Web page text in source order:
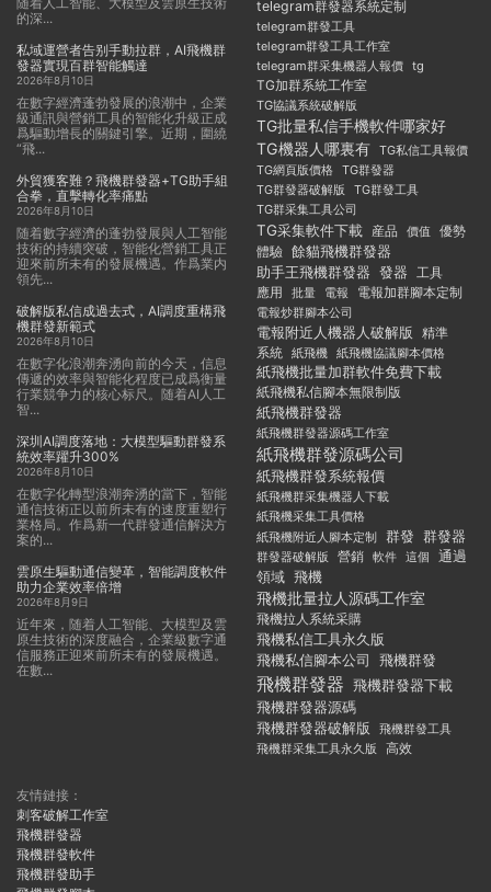
的深...
私域運營者告别手動拉群，AI飛機群
發器實現百群智能觸達
2026年8月10日
在數字經濟蓬勃發展的浪潮中，企業
級通訊與營銷工具的智能化升級正成
爲驅動增長的關鍵引擎。近期，圍繞
“飛...
外貿獲客難？飛機群發器+TG助手組
合拳，直擊轉化率痛點
2026年8月10日
随着數字經濟的蓬勃發展與人工智能
技術的持續突破，智能化營銷工具正
迎來前所未有的發展機遇。作爲業内
領先...
破解版私信成過去式，AI調度重構飛
機群發新範式
2026年8月10日
在數字化浪潮奔湧向前的今天，信息
傳遞的效率與智能化程度已成爲衡量
行業競争力的核心标尺。随着AI人工
智...
深圳AI調度落地：大模型驅動群發系
統效率躍升300%
2026年8月10日
在數字化轉型浪潮奔湧的當下，智能
通信技術正以前所未有的速度重塑行
業格局。作爲新一代群發通信解決方
案的...
雲原生驅動通信變革，智能調度軟件
助力企業效率倍增
2026年8月9日
近年來，随着人工智能、大模型及雲
原生技術的深度融合，企業級數字通
信服務正迎來前所未有的發展機遇。
在數...
telegram群發器系統定制
telegram群發工具
telegram群發工具工作室
telegram群采集機器人報價 tg
TG加群系統工作室
TG協議系統破解版
TG批量私信手機軟件哪家好
TG機器人哪裏有 TG私信工具報價
TG網頁版價格
TG群發器
TG群發器破解版
TG群發工具
TG群采集工具公司
TG采集軟件下載 産品 價值 優勢
體驗 餘貓飛機群發器
助手王飛機群發器 發器 工具
應用
批量 電報 電報加群腳本定制
電報炒群腳本公司
電報附近人機器人破解版 精準
系統 紙飛機 紙飛機協議腳本價格
紙飛機批量加群軟件免費下載
紙飛機私信腳本無限制版
紙飛機群發器
紙飛機群發器源碼工作室
紙飛機群發源碼公司
紙飛機群發系統報價
紙飛機群采集機器人下載
紙飛機采集工具價格
紙飛機附近人腳本定制
群發 群發器
群發器破解版 營銷 軟件 這個
通過
領域 飛機
飛機批量拉人源碼工作室
飛機拉人系統采購
飛機私信工具永久版
飛機私信腳本公司
飛機群發
飛機群發器 飛機群發器下載
飛機群發器源碼
飛機群發器破解版
飛機群發工具
飛機群采集工具永久版
高效
友情鏈接：
刺客破解工作室
飛機群發器
飛機群發軟件
飛機群發助手